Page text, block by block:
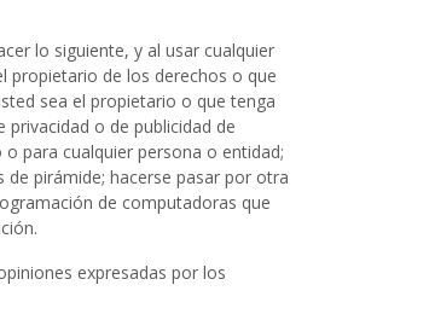
lo siguiente, y al usar cualquier
propietario de los derechos o que
sea el propietario o que tenga
o de publicidad de
para cualquier persona o entidad;
pirámide; hacerse pasar por otra
de computadoras que
expresadas por los